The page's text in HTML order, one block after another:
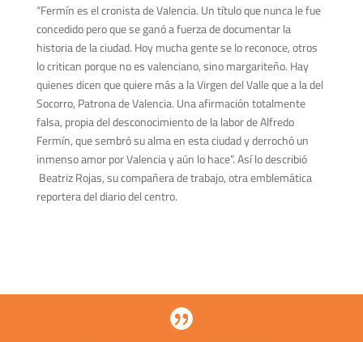
“Fermín es el cronista de Valencia. Un título que nunca le fue
concedido pero que se ganó a fuerza de documentar la
historia de la ciudad. Hoy mucha gente se lo reconoce, otros
lo critican porque no es valenciano, sino margariteño. Hay
quienes dicen que quiere más a la Virgen del Valle que a la del
Socorro, Patrona de Valencia. Una afirmación totalmente
falsa, propia del desconocimiento de la labor de Alfredo
Fermín, que sembró su alma en esta ciudad y derrochó un
inmenso amor por Valencia y aún lo hace”. Así lo describió
Beatriz Rojas, su compañera de trabajo, otra emblemática
reportera del diario del centro.